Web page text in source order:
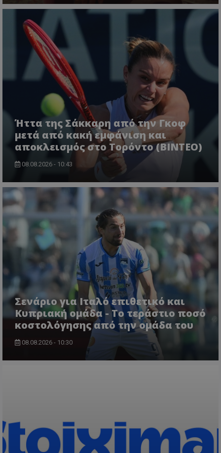
Ήττα της Σάκκαρη από την Γκοφ
μετά από κακή εμφάνιση και
αποκλεισμός στο Τορόντο (ΒΙΝΤΕΟ)
08.08.2026 - 10:43
Σενάριο για Ιταλό επιθετικό και
Κυπριακή ομάδα - Το τεράστιο ποσό
κοστολόγησης από την ομάδα του
08.08.2026 - 10:30